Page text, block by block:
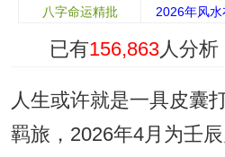
八字命运精批
2026年风水
已有156,863人分析
人生或许就是一具皮囊
羁旅，2026年4月为壬